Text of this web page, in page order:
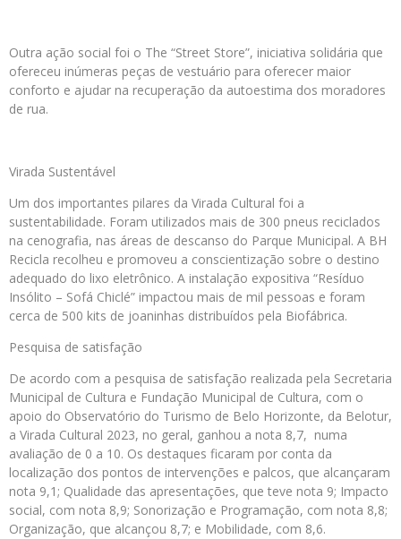
Outra ação social foi o The “Street Store”, iniciativa solidária que
ofereceu inúmeras peças de vestuário para oferecer maior
conforto e ajudar na recuperação da autoestima dos moradores
de rua.
Virada Sustentável
Um dos importantes pilares da Virada Cultural foi a
sustentabilidade. Foram utilizados mais de 300 pneus reciclados
na cenografia, nas áreas de descanso do Parque Municipal. A BH
Recicla recolheu e promoveu a conscientização sobre o destino
adequado do lixo eletrônico. A instalação expositiva “Resíduo
Insólito – Sofá Chiclé” impactou mais de mil pessoas e foram
cerca de 500 kits de joaninhas distribuídos pela Biofábrica.
Pesquisa de satisfação
De acordo com a pesquisa de satisfação realizada pela Secretaria
Municipal de Cultura e Fundação Municipal de Cultura, com o
apoio do Observatório do Turismo de Belo Horizonte, da Belotur,
a Virada Cultural 2023, no geral, ganhou a nota 8,7, numa
avaliação de 0 a 10. Os destaques ficaram por conta da
localização dos pontos de intervenções e palcos, que alcançaram
nota 9,1; Qualidade das apresentações, que teve nota 9; Impacto
social, com nota 8,9; Sonorização e Programação, com nota 8,8;
Organização, que alcançou 8,7; e Mobilidade, com 8,6.